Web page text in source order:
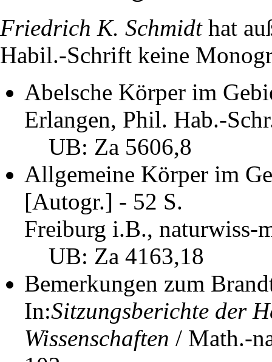
Friedrich K. Schmidthat
Habil.-Schrift keine
Abelsche Körper im
Erlangen, Phil. Hab.-
UB: Za 5606,8
Allgemeine Körper im
[Autogr.] - 52 S.
Freiburg i.B., naturwiss-
UB: Za 4163,18
Bemerkungen zum
In:Sitzungsberichte der
Wissenschaften / Math.-